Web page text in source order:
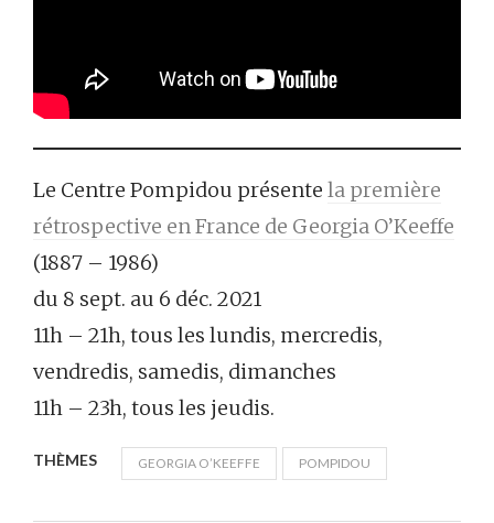
Le Centre Pompidou présente la première
rétrospective en France de Georgia O’Keeffe
(1887 – 1986)
du 8 sept. au 6 déc. 2021
11h – 21h, tous les lundis, mercredis,
vendredis, samedis, dimanches
11h – 23h, tous les jeudis.
THÈMES GEORGIA O’KEEFFE POMPIDOU